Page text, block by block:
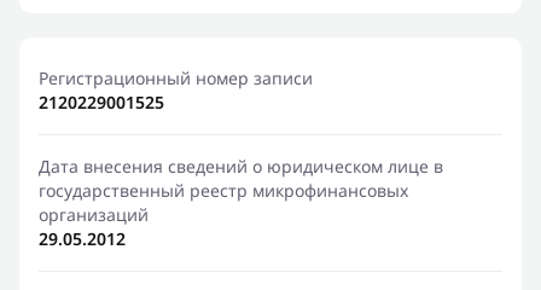
Регистрационный номер записи
2120229001525
Дата внесения сведений о юридическом лице в
государственный реестр микрофинансовых
организаций
29.05.2012